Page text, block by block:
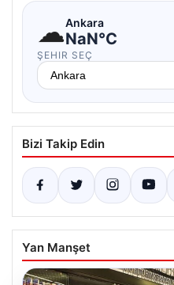
☁Ankara
NaN°C
ŞEHIR SEÇ
Bizi Takip Edin
Yan Manşet